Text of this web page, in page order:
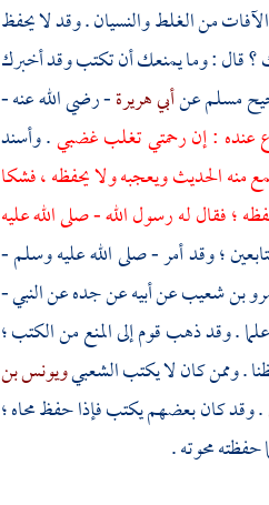
من الغلط والنسيان . وقد لا يحفظ
؟ قال : وما يمنعك أن تكتب وقد أخبرك
مسلمعنأبي هريرة- رضي الله عنه -
عنده : إن رحمتي تغلب غضبي. وأسند
منه الحديث ويعجبه ولا يحفظه ، فشكا
؛ فقال له رسول الله - صلى الله عليه
؛ وقد أمر - صلى الله عليه وسلم -
بن شعيبعن أبيه عن جده عن النبي -
. وقد ذهب قوم إلى المنع من الكتب ؛
. وممن كان لا يكتبالشعبيويونس بن
. وقد كان بعضهم يكتب فإذا حفظ محاه ؛
محوته .